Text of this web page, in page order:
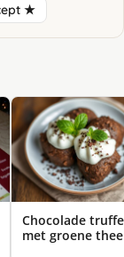
★
Chocolade
met groene thee